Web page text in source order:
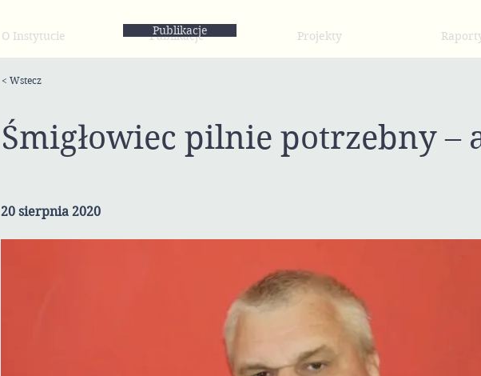
O Instytucie Publikacje Projekty
Publikacje
< Wstecz
Śmigłowiec pilnie potrzebny –
20 sierpnia 2020